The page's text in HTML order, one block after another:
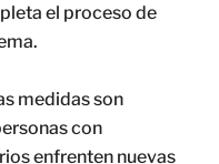
el proceso de
medidas son
con
enfrenten nuevas